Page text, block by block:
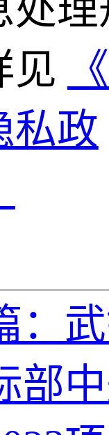
处理
见
私政
：
部